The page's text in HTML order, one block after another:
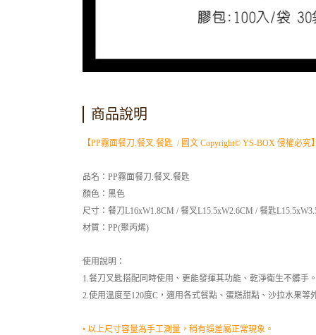
商品說明
【PP霧面餐刀.餐叉.餐匙 / 圖文 Copyright© YS-BOX 侵權必究
品名：PP霧面餐刀.餐叉.餐匙
顏色：黑色
尺寸：餐刀L16xW1.8CM / 餐叉L15.5xW2.6CM / 餐匙
材質：PP(聚丙烯)
使用說明：
1.餐刀叉匙搭配同時使用、更能發揮其功能、乾淨衛生不髒手
2.使用溫度至120度C，適用各式餐點、蛋糕甜點、沙拉水果等
• 以上尺寸容量為手工測量，稍有誤差屬正常現象。